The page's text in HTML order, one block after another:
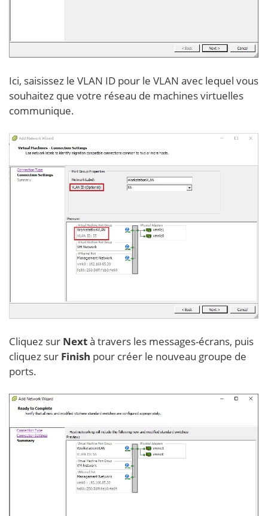
Ici, saisissez le VLAN ID pour le VLAN avec lequel vous
souhaitez que votre réseau de machines virtuelles
communique.
Cliquez sur Nextà travers les messages-écrans, puis
cliquez sur Finish pour créer le nouveau groupe de
ports.